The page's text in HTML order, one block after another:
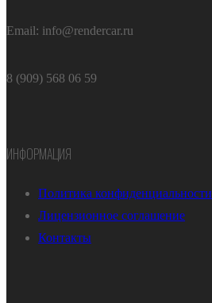
Email: info@rendercar.ru
8 (909) 568 06 59
ИНФОРМАЦИЯ
Политика конфиденциальности
Лицензионное соглашение
Контакты